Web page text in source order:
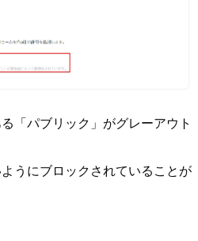
「パブリック」がグレーアウト
うにブロックされていることが